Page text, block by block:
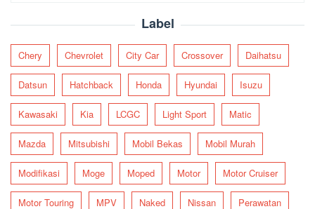
Label
Chery Chevrolet City Car Crossover Daihatsu
Datsun Hatchback Honda Hyundai Isuzu
Kawasaki Kia LCGC Light Sport Matic
Mazda Mitsubishi Mobil Bekas Mobil Murah
Modifikasi Moge Moped Motor Motor Cruiser
Motor Touring MPV Naked Nissan Perawatan